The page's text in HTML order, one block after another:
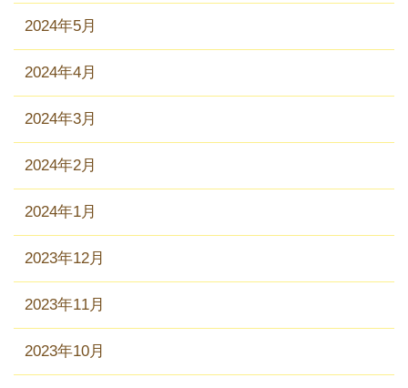
2024年5月
2024年4月
2024年3月
2024年2月
2024年1月
2023年12月
2023年11月
2023年10月